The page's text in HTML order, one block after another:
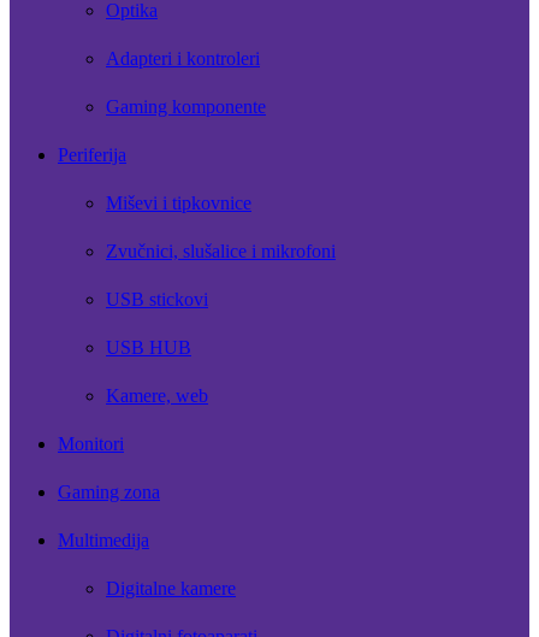
Optika
Adapteri i kontroleri
Gaming komponente
Periferija
Miševi i tipkovnice
Zvučnici, slušalice i mikrofoni
USB stickovi
USB HUB
Kamere, web
Monitori
Gaming zona
Multimedija
Digitalne kamere